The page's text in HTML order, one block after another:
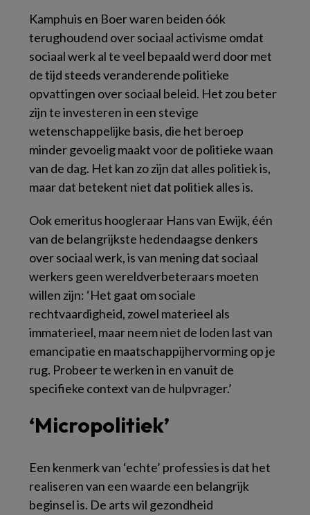
Kamphuis en Boer waren beiden óók
terughoudend over sociaal activisme omdat
sociaal werk al te veel bepaald werd door met
de tijd steeds veranderende politieke
opvattingen over sociaal beleid. Het zou beter
zijn te investeren in een stevige
wetenschappelijke basis, die het beroep
minder gevoelig maakt voor de politieke waan
van de dag. Het kan zo zijn dat alles politiek is,
maar dat betekent niet dat politiek alles is.
Ook emeritus hoogleraar Hans van Ewijk, één
van de belangrijkste hedendaagse denkers
over sociaal werk, is van mening dat sociaal
werkers geen wereldverbeteraars moeten
willen zijn: ‘Het gaat om sociale
rechtvaardigheid, zowel materieel als
immaterieel, maar neem niet de loden last van
emancipatie en maatschappijhervorming op je
rug. Probeer te werken in en vanuit de
specifieke context van de hulpvrager.’
‘Micropolitiek’
Een kenmerk van ‘echte’ professies is dat het
realiseren van eenwaarde een belangrijk
beginsel is. De arts wil gezondheid